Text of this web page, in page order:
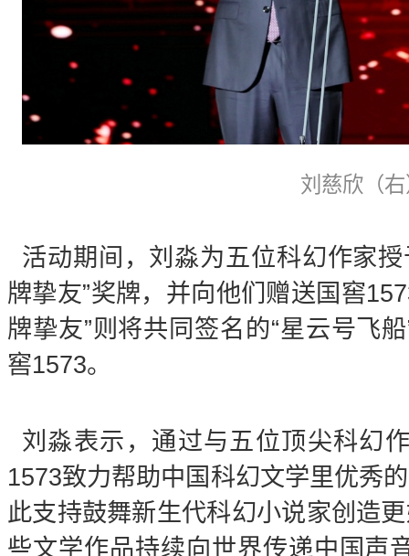
刘慈欣（
活动期间，刘淼为五位科幻作家
牌挚友”奖牌，并向他们赠送国窖
牌挚友”则将共同签名的“星云号飞
窖1573。
刘淼表示，通过与五位顶尖科幻
1573致力帮助中国科幻文学里优秀
此支持鼓舞新生代科幻小说家创造
些文学作品持续向世界传递中国声